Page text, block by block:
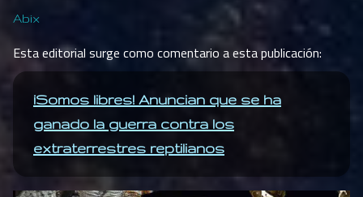
Abix
Esta editorial surge como comentario a esta publicación:
¡Somos libres! Anuncian que se ha
ganado la guerra contra los
extraterrestres reptilianos